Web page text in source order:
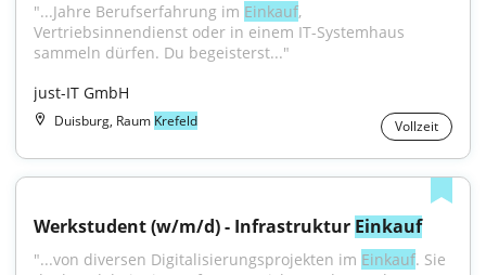
"...Jahre Berufserfahrung im Einkauf,
Vertriebsinnendienst oder in einem IT-Systemhaus
sammeln dürfen. Du begeisterst..."
just-IT GmbH
Duisburg, Raum Krefeld Vollzeit
Werkstudent (w/m/d) - Infrastruktur Einkauf
"...von diversen Digitalisierungsprojekten im Einkauf. Sie